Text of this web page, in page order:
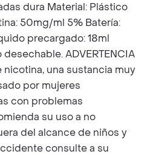
dura Material: Plástico
50mg/ml 5% Batería:
precargado: 18ml
ADVERTENCIA
una sustancia muy
por mujeres
con problemas
su uso a no
del alcance de niños y
consulte a su